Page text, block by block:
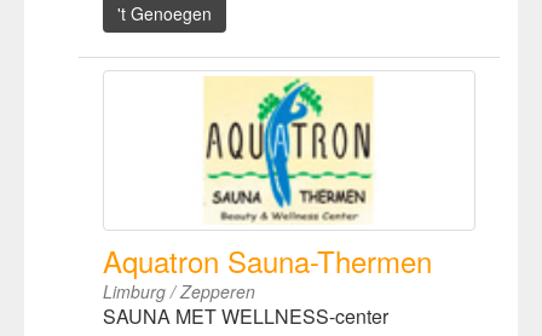
't Genoegen
Aquatron Sauna-Thermen
Limburg / Zepperen
SAUNA MET WELLNESS-center